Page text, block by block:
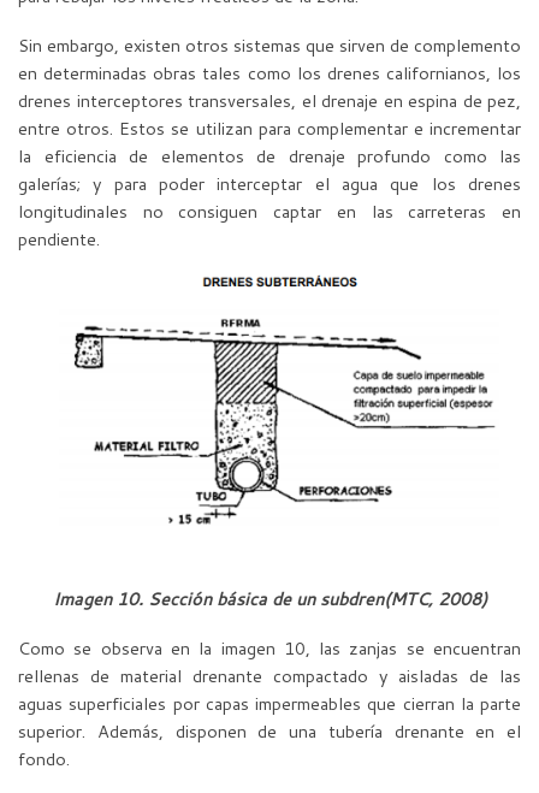
Sin embargo, existen otros sistemas que sirven de complemento
en determinadas obras tales como los drenes californianos, los
drenes interceptores transversales, el drenaje en espina de pez,
entre otros. Estos se utilizan para complementar e incrementar
la eficiencia de elementos de drenaje profundo como las
galerías; y para poder interceptar el agua que los drenes
longitudinales no consiguen captar en las carreteras en
pendiente.
Imagen 10. Sección básica de un subdren(MTC, 2008)
Como se observa en la imagen 10, las zanjas se encuentran
rellenas de material drenante compactado y aisladas de las
aguas superficiales por capas impermeables que cierran la parte
superior. Además, disponen de una tubería drenante en el
fondo.